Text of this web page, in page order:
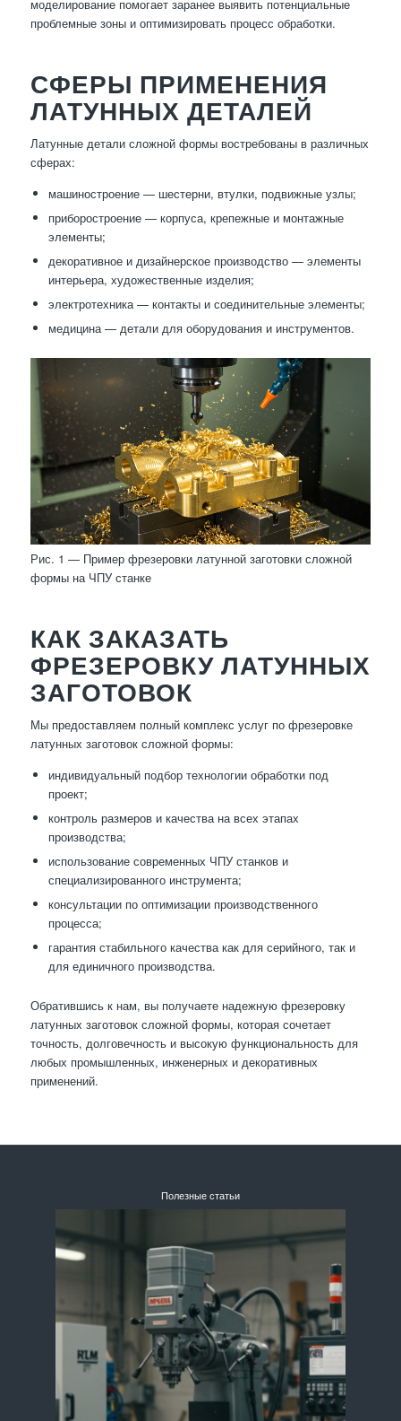
моделирование помогает заранее выявить потенциальные
проблемные зоны и оптимизировать процесс обработки.
СФЕРЫ ПРИМЕНЕНИЯ
ЛАТУННЫХ ДЕТАЛЕЙ
Латунные детали сложной формы востребованы в различных
сферах:
машиностроение — шестерни, втулки, подвижные узлы;
приборостроение — корпуса, крепежные и монтажные
элементы;
декоративное и дизайнерское производство — элементы
интерьера, художественные изделия;
электротехника — контакты и соединительные элементы;
медицина — детали для оборудования и инструментов.
Рис. 1 — Пример фрезеровки латунной заготовки сложной
формы на ЧПУ станке
КАК ЗАКАЗАТЬ
ФРЕЗЕРОВКУ ЛАТУННЫХ
ЗАГОТОВОК
Мы предоставляем полный комплекс услуг по фрезеровке
латунных заготовок сложной формы:
индивидуальный подбор технологии обработки под
проект;
контроль размеров и качества на всех этапах
производства;
использование современных ЧПУ станков и
специализированного инструмента;
консультации по оптимизации производственного
процесса;
гарантия стабильного качества как для серийного, так и
для единичного производства.
Обратившись к нам, вы получаете надежную фрезеровку
латунных заготовок сложной формы, которая сочетает
точность, долговечность и высокую функциональность для
любых промышленных, инженерных и декоративных
применений.
Полезные статьи